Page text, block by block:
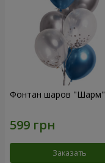
Фонтан шаров "Шарм"
Заказать